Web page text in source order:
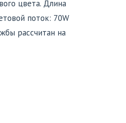
цвета. Длина
поток: 70W
рассчитан на